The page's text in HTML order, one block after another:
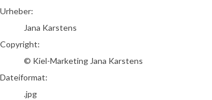
Urheber:
Jana Karstens
Copyright:
© Kiel-Marketing Jana Karstens
Dateiformat:
.jpg